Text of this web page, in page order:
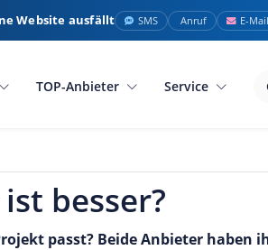
Website ausfällt SMS Anruf E-Mail
TOP-Anbieter Service
besser?
passt? Beide Anbieter haben